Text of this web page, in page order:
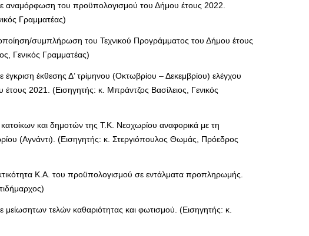
αναμόρφωση του προϋπολογισμού του Δήμου έτους 2022.
Γραμματέας)
συμπλήρωση του Τεχνικού Προγράμματος του Δήμου έτους
Γενικός Γραμματέας)
έκθεσης Δ’ τρίμηνου (Οκτωβρίου – Δεκεμβρίου) ελέγχου
2021. (Εισηγητής: κ. Μπράντζος Βασίλειος, Γενικός
και δημοτών της Τ.Κ. Νεοχωρίου αναφορικά με τη
(Αγνάντι). (Εισηγητής: κ. Στεργιόπουλος Θωμάς, Πρόεδρος
Κ.Α. του προϋπολογισμού σε εντάλματα προπληρωμής.
τελών καθαριότητας και φωτισμού. (Εισηγητής: κ.